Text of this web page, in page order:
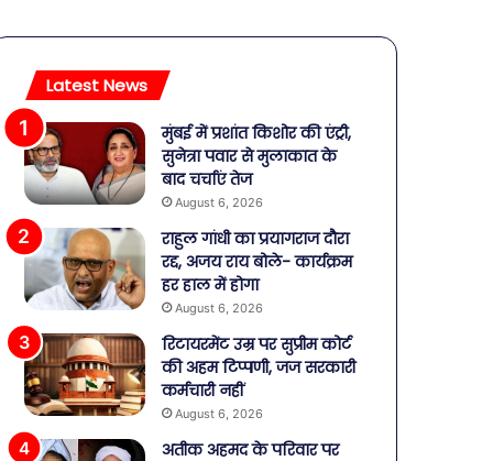
Latest News
मुंबई में प्रशांत किशोर की एंट्री,
सुनेत्रा पवार से मुलाकात के
बाद चर्चाएं तेज
August 6, 2026
राहुल गांधी का प्रयागराज दौरा
रद्द, अजय राय बोले- कार्यक्रम
हर हाल में होगा
August 6, 2026
रिटायरमेंट उम्र पर सुप्रीम कोर्ट
की अहम टिप्पणी, जज सरकारी
कर्मचारी नहीं
August 6, 2026
अतीक अहमद के परिवार पर